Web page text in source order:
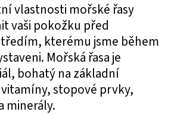
vlastnosti mořské řasy
vaši pokožku před
kterému jsme během
Mořská řasa je
bohatý na základní
stopové prvky,
minerály.